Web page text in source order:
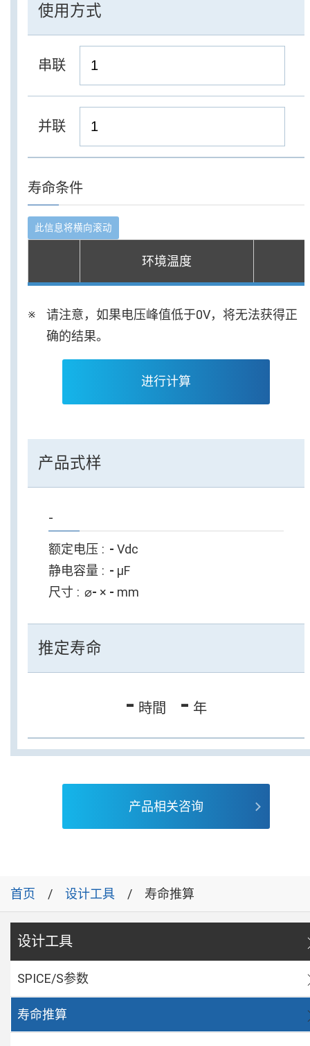
使用方式
串联
并联
寿命条件
环境温度
请注意，如果电压峰值低于0V，将无法获得正
确的结果。
进行计算
产品式样
-
额定电压 - Vdc
静电容量
- µF
尺寸
⌀- × - mm
推定寿命
- 時間 - 年
产品相关咨询
首页 设计工具 寿命推算
设计工具
SPICE/S参数
寿命推算